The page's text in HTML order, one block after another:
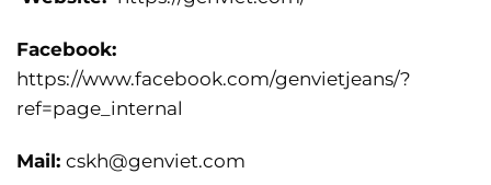
Facebook:
https://www.facebook.com/genvietjeans/?
ref=page_internal
Mail: cskh@genviet.com